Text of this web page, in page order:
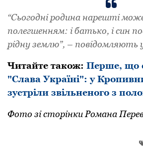
“Сьогодні родина нарешті
полегшенням: і батько, і син
рідну землю”, – повідомляють
Читайте також: Перше, що
"Слава Україні": у
зустріли звільненого з
Фото зі сторінки Романа